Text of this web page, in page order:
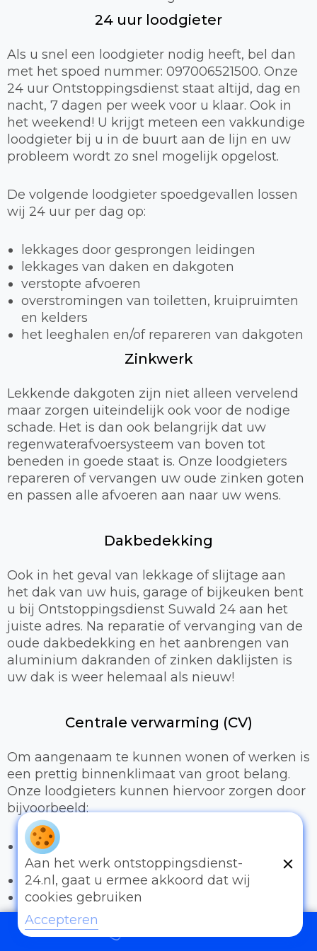
24 uur loodgieter
Als u snel een loodgieter nodig heeft, bel dan
met het spoed nummer: 097006521500. Onze
24 uur Ontstoppingsdienst staat altijd, dag en
nacht, 7 dagen per week voor u klaar. Ook in
het weekend! U krijgt meteen een vakkundige
loodgieter bij u in de buurt aan de lijn en uw
probleem wordt zo snel mogelijk opgelost.
De volgende loodgieter spoedgevallen lossen
wij 24 uur per dag op:
lekkages door gesprongen leidingen
lekkages van daken en dakgoten
verstopte afvoeren
overstromingen van toiletten, kruipruimten
en kelders
het leeghalen en/of repareren van dakgoten
Zinkwerk
Lekkende dakgoten zijn niet alleen vervelend
maar zorgen uiteindelijk ook voor de nodige
schade. Het is dan ook belangrijk dat uw
regenwaterafvoersysteem van boven tot
beneden in goede staat is. Onze loodgieters
repareren of vervangen uw oude zinken goten
en passen alle afvoeren aan naar uw wens.
Dakbedekking
Ook in het geval van lekkage of slijtage aan
het dak van uw huis, garage of bijkeuken bent
u bij Ontstoppingsdienst Suwald 24 aan het
juiste adres. Na reparatie of vervanging van de
oude dakbedekking en het aanbrengen van
aluminium dakranden of zinken daklijsten is
uw dak is weer helemaal als nieuw!
Centrale verwarming (CV)
Om aangenaam te kunnen wonen of werken is
een prettig binnenklimaat van groot belang.
Onze loodgieters kunnen hiervoor zorgen door
bijvoorbeeld:
Het uitbreiden of compleet installeren van
een cv-installatie
Vervangen van radiatoren/radiatorkranen
Vloerverwarming
Aan het werk ontstoppingsdienst-
24.nl, gaat u ermee akkoord dat wij
cookies gebruiken
Accepteren